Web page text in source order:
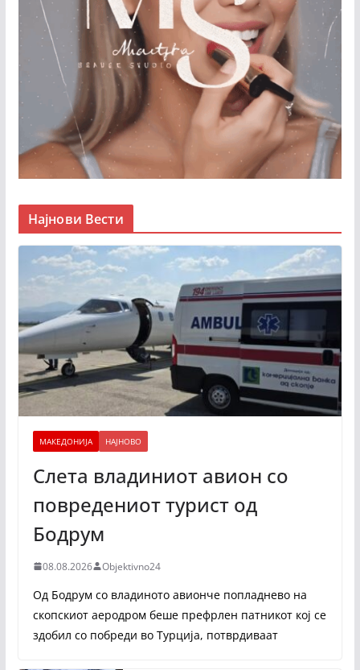
Најнови Вести
МАКЕДОНИЈА НАЈНОВО
Слета владиниот авион со
повредениот турист од
Бодрум
08.08.2026 Objektivno24
Од Бодрум со владиното авионче попладнево на
скопскиот аеродром беше префрлен патникот кој се
здобил со побреди во Турција, потврдиваат